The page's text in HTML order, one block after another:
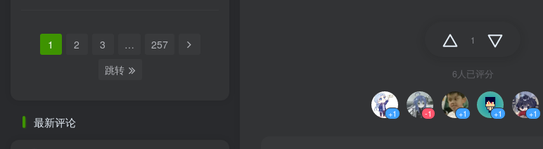
1 2 3 …
257
跳转
最新评论
1
6人已评分
+1 -1 +1 +1 +1